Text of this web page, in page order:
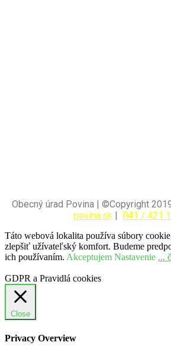
Obecný úrad Povina | ©Copyright
povina.sk
041 / 421
Táto webová lokalita používa súbory
zlepšiť užívateľský komfort. Budeme
ich používaním. Akceptujem Nastavenie ...
GDPR a Pravidlá cookies
Close
Privacy Overview